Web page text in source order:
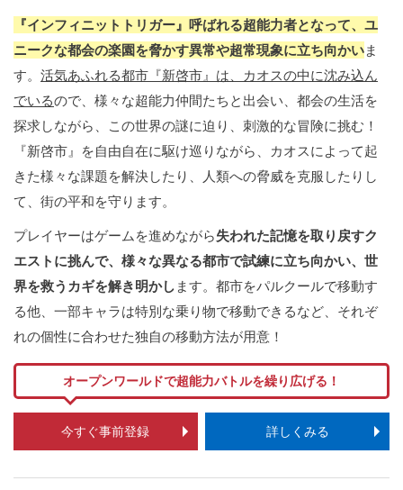
『インフィニットトリガー』呼ばれる超能力者となって、ユ
ニークな都会の楽園を脅かす異常や超常現象に立ち向かいま
す。 活気あふれる都市『新啓市』は、カオスの中に沈み込ん
でいるので、様々な超能力仲間たちと出会い、都会の生活を
探求しながら、この世界の謎に迫り、刺激的な冒険に挑む！
『新啓市』を自由自在に駆け巡りながら、カオスによって起
きた様々な課題を解決したり、人類への脅威を克服したりし
て、街の平和を守ります。
プレイヤーはゲームを進めながら失われた記憶を取り戻すク
エストに挑んで、様々な異なる都市で試練に立ち向かい、世
界を救うカギを解き明かし ます。都市をパルクールで移動す
る他、一部キャラは特別な乗り物で移動できるなど、それぞ
れの個性に合わせた独自の移動方法が用意！
オープンワールドで超能力バトルを繰り広げる！
今すぐ事前登録 詳しくみる